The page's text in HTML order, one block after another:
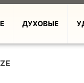
ДУХОВЫЕ